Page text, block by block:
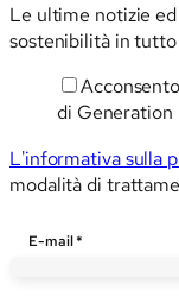
Le ultime notizie
sostenibilità in
di Generation
L'informativa sulla
modalità di
E-
E-mail*